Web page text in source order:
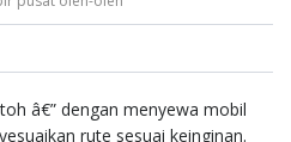
â€” dengan menyewa mobil
rute sesuai keinginan.